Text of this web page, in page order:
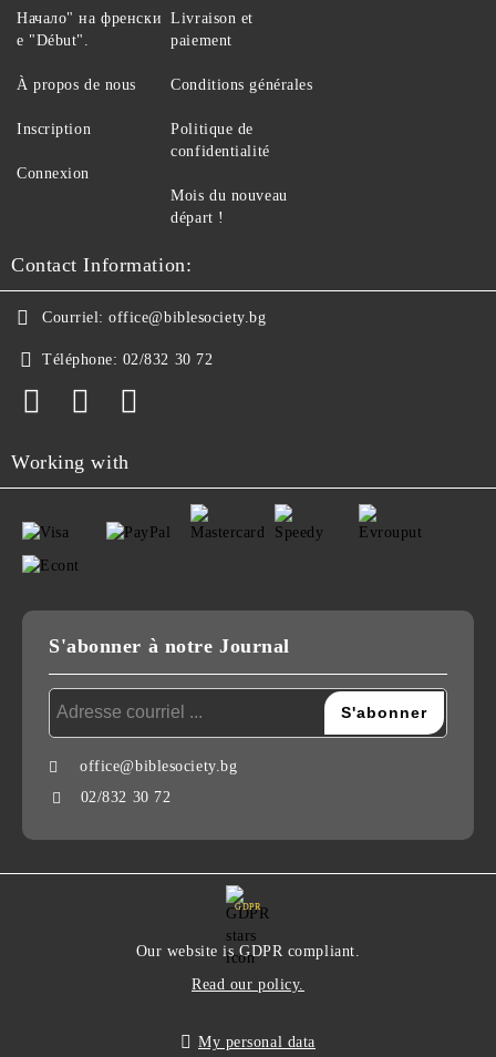
Начало" на френски
е "Début".
À propos de nous
Inscription
Connexion
Livraison et
paiement
Conditions générales
Politique de
confidentialité
Mois du nouveau
départ !
Contact Information:
Courriel: office@biblesociety.bg
Téléphone: 02/832 30 72
Working with
S'abonner à notre Journal
office@biblesociety.bg
02/832 30 72
GDPR
Our website is GDPR compliant.
Read our policy.
My personal data